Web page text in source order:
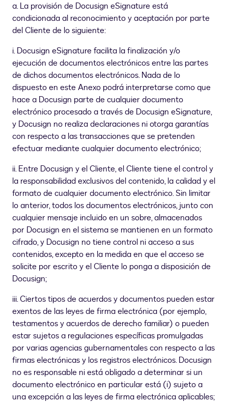
a. La provisión de Docusign eSignature está
condicionada al reconocimiento y aceptación por parte
del Cliente de lo siguiente:
i. Docusign eSignature facilita la finalización y/o
ejecución de documentos electrónicos entre las partes
de dichos documentos electrónicos. Nada de lo
dispuesto en este Anexo podrá interpretarse como que
hace a Docusign parte de cualquier documento
electrónico procesado a través de Docusign eSignature,
y Docusign no realiza declaraciones ni otorga garantías
con respecto a las transacciones que se pretenden
efectuar mediante cualquier documento electrónico;
ii. Entre Docusign y el Cliente, el Cliente tiene el control y
la responsabilidad exclusivos del contenido, la calidad y el
formato de cualquier documento electrónico. Sin limitar
lo anterior, todos los documentos electrónicos, junto con
cualquier mensaje incluido en un sobre, almacenados
por Docusign en el sistema se mantienen en un formato
cifrado, y Docusign no tiene control ni acceso a sus
contenidos, excepto en la medida en que el acceso se
solicite por escrito y el Cliente lo ponga a disposición de
Docusign;
iii. Ciertos tipos de acuerdos y documentos pueden estar
exentos de las leyes de firma electrónica (por ejemplo,
testamentos y acuerdos de derecho familiar) o pueden
estar sujetos a regulaciones específicas promulgadas
por varias agencias gubernamentales con respecto a las
firmas electrónicas y los registros electrónicos. Docusign
no es responsable ni está obligado a determinar si un
documento electrónico en particular está (i) sujeto a
una excepción a las leyes de firma electrónica aplicables;